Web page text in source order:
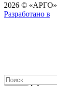
2026 © «АРГО»
Разработано в